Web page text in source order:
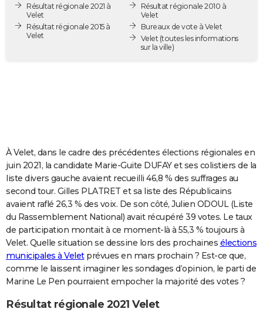
Destinations
City break
Voyage nature
Voyage de noces
Forum
PHOTO
GUIDES D'ACHAT
COPAINS D'AVANT
S'inscrire
Se connecter
Lycées
Collèges
Primaires
Universités
Entreprises
Service militaire
Avis de recherche
AVIS DE DÉCÈS
FORUM
Bricolage
Lifestyle
Culture
Sport
Auto
Television
Voyage
Cinema
Résultat régionale 2021 à
Velet
Résultat régionale 2015 à
Velet
Résultat régionale 2010 à
Velet
Bureaux de vote à Velet
Velet (toutes les informations
sur la ville)
À Velet, dans le cadre des précédentes élections régionales en
juin 2021, la candidate Marie-Guite DUFAY et ses colistiers de la
liste divers gauche avaient recueilli 46,8 % des suffrages au
second tour. Gilles PLATRET et sa liste des Républicains
avaient raflé 26,3 % des voix. De son côté, Julien ODOUL (Liste
du Rassemblement National) avait récupéré 39 votes. Le taux
de participation montait à ce moment-là à 55,3 % toujours à
Velet. Quelle situation se dessine lors des prochaines élections
municipales à Veletprévues en mars prochain ? Est-ce que,
comme le laissent imaginer les sondages d’opinion, le parti de
Marine Le Pen pourraient empocher la majorité des votes ?
Résultat régionale 2021 Velet